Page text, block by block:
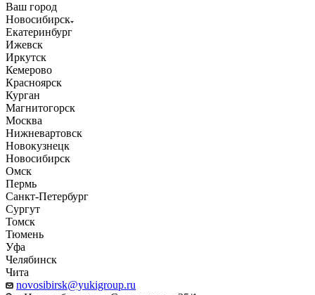
Ваш город
Новосибирск
Екатеринбург
Ижевск
Иркутск
Кемерово
Красноярск
Курган
Магнитогорск
Москва
Нижневартовск
Новокузнецк
Новосибирск
Омск
Пермь
Санкт-Петербург
Сургут
Томск
Тюмень
Уфа
Челябинск
Чита
novosibirsk@yukigroup.ru